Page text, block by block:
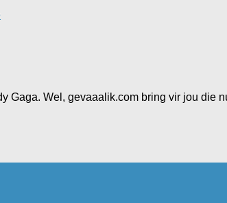
Gaga. Wel, gevaaalik.com bring vir jou die